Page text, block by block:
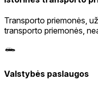
Transporto priemonės,
transporto priemonės,
Valstybės paslaugos